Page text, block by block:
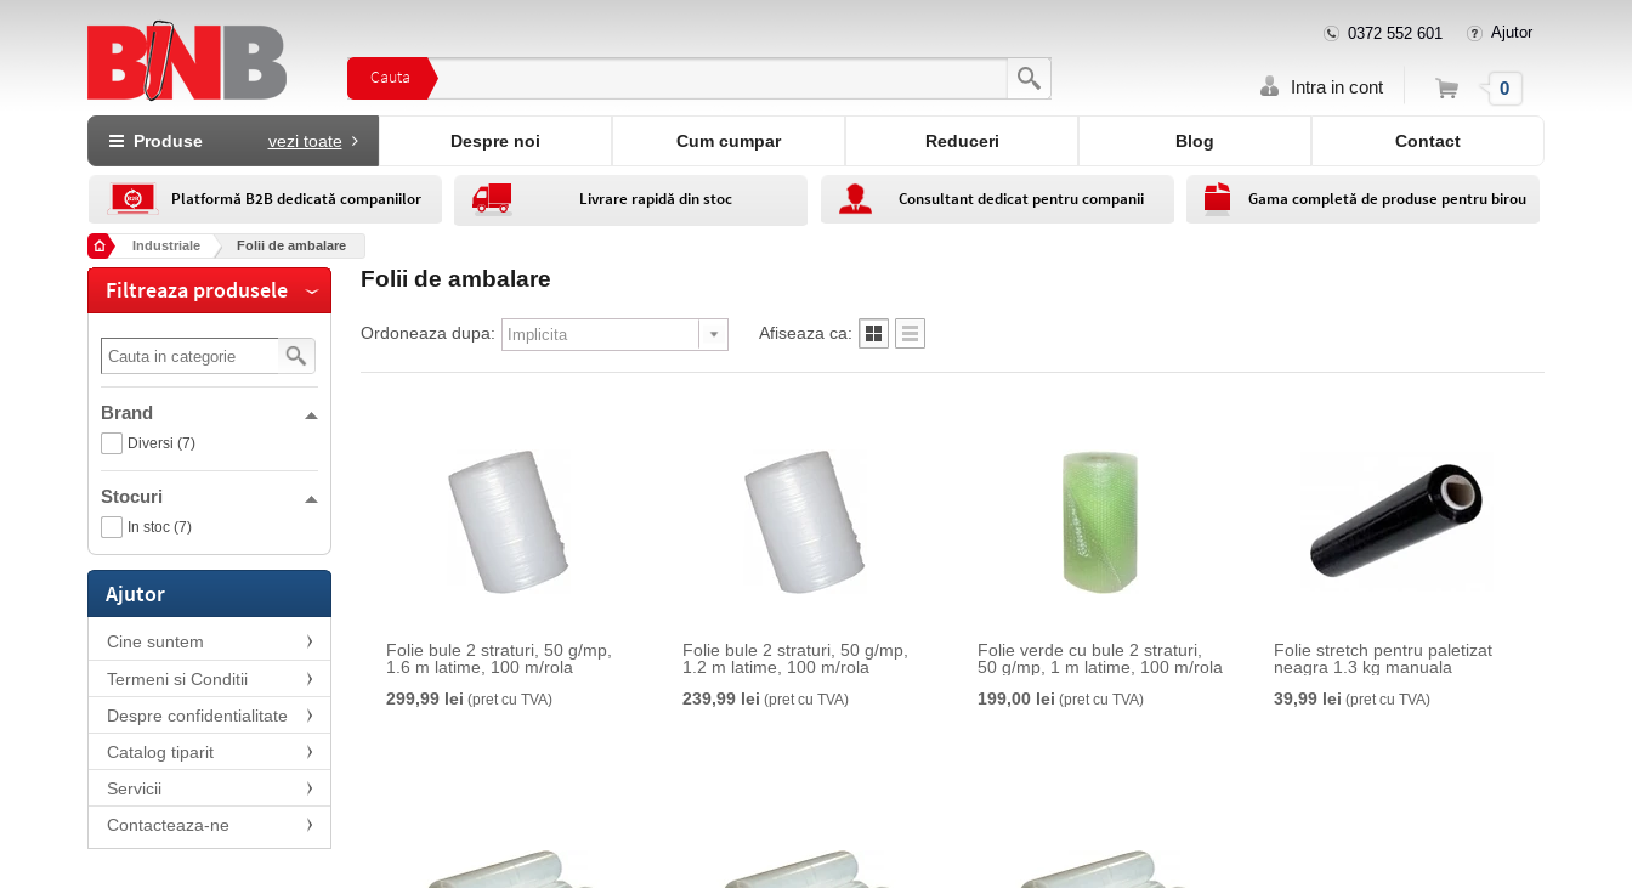
Cauta
0372 552 601 Ajutor
Intra in cont Cos 0
Produse vezi toate Despre noi Cum cumpar Reduceri Blog Contact
Platformă B2B dedicată companiilor Livrare rapidă din stoc Consultant dedicat pentru companii Gama completă de produse pentru birou
Industriale Folii de ambalare
Filtreaza produsele
Brand
Diversi (7)
Stocuri
In stoc (7)
Ajutor
Cine suntem
Termeni si Conditii
Despre confidentialitate
Catalog tiparit
Servicii
Contacteaza-ne
Folii de ambalare
Ordoneaza dupa: Afiseaza ca:
Folie bule 2 straturi, 50 g/mp,
1.6 m latime, 100 m/rola
299,99 lei (pret cu TVA)
Folie bule 2 straturi, 50 g/mp,
1.2 m latime, 100 m/rola
239,99 lei (pret cu TVA)
Folie verde cu bule 2 straturi,
50 g/mp, 1 m latime, 100 m/rola
199,00 lei (pret cu TVA)
Folie stretch pentru paletizat
neagra 1.3 kg manuala
39,99 lei (pret cu TVA)